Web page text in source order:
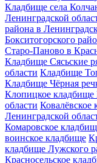
Кладбище села
Ленинградской
района в
Бокситогорского
Старо-Паново в
Кладбище Сясьские
области Кладбище
Кладбище Чёрная
Клопицкое кладбище
области
Ленинградской
Комаровское
воинское кладбище
кладбище Лужского
Красносельское